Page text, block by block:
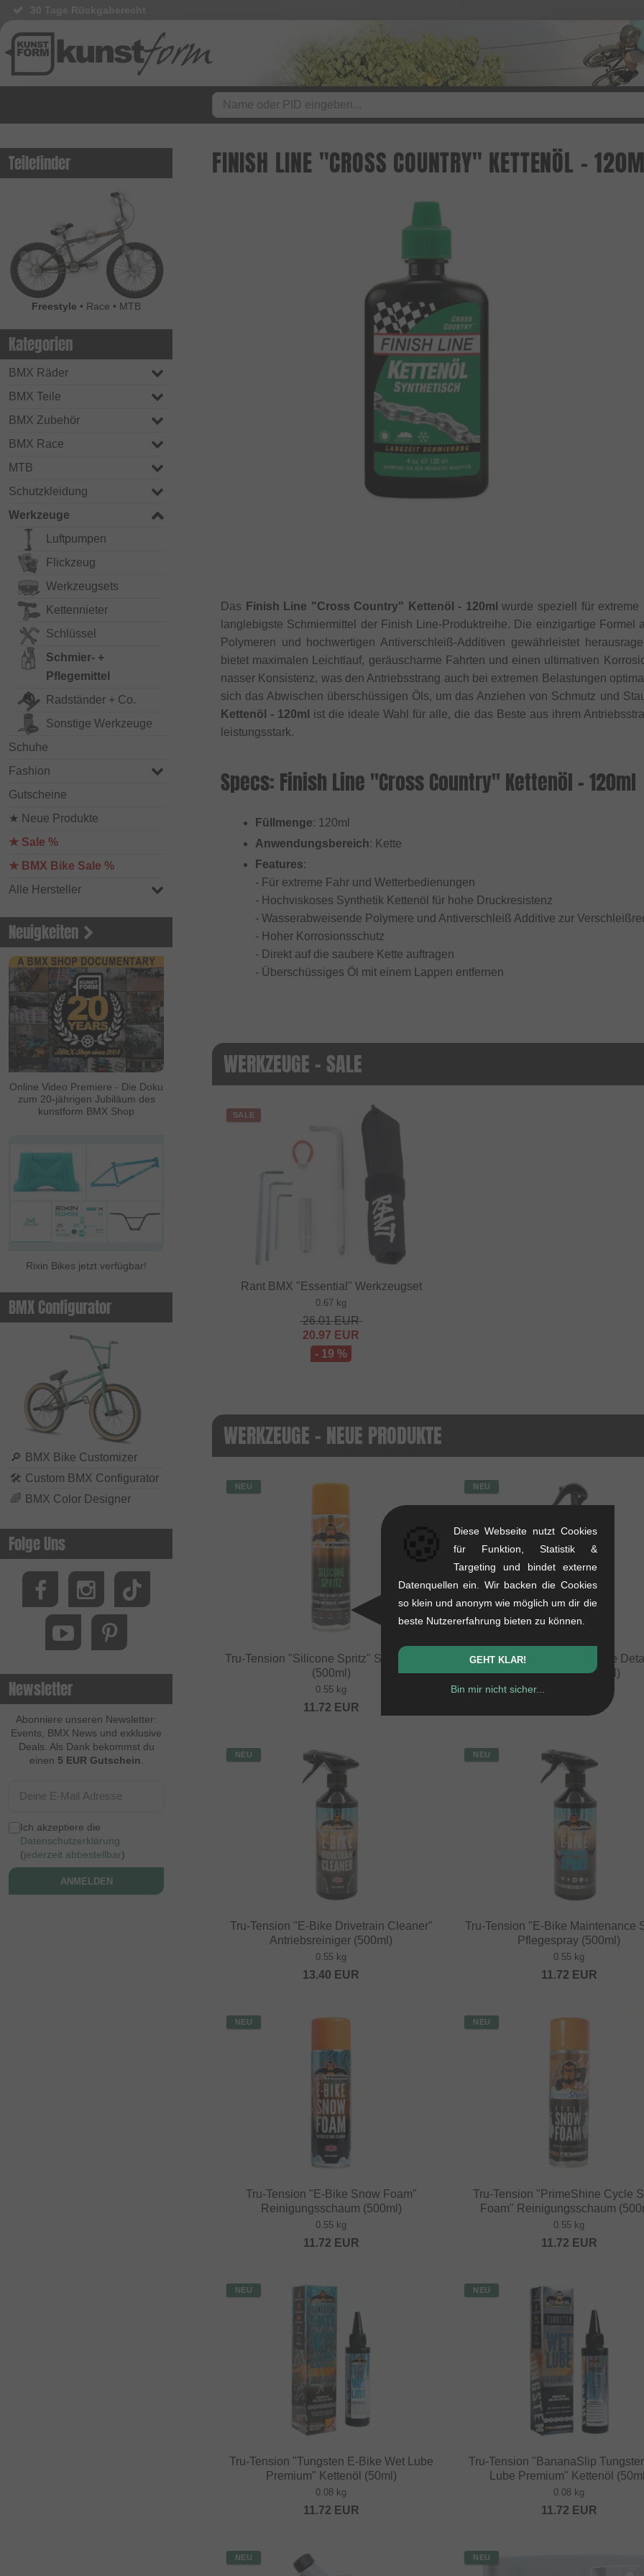
Teilefinder
Freestyle • Race • MTB
Kategorien
BMX Räder
BMX Teile
BMX Zubehör
BMX Race
MTB
Schutzkleidung
Werkzeuge
Luftpumpen
Flickzeug
Werkzeugsets
Kettennieter
Schlüssel
Schmier- +
Pflegemittel
Radständer + Co.
Sonstige Werkzeuge
Schuhe
Fashion
Gutscheine
★ Neue Produkte
★ Sale %
★ BMX Bike Sale %
Alle Hersteller
Neuigkeiten
Online Video Premiere - Die Doku
zum 20-jährigen Jubiläum des
kunstform BMX Shop
Rixin Bikes jetzt verfügbar!
BMX Configurator
🔎 BMX Bike Customizer
🛠 Custom BMX Configurator
🌈 BMX Color Designer
Folge Uns
Newsletter
Abonniere unseren Newsletter:
Events, BMX News und exklusive
Deals. Als Dank bekommst du
einen 5 EUR Gutschein
Ich akzeptiere die
Datenschutzerklärung
(jederzeit abbestellbar)
ANMELDEN
FINISH LINE "CROSS COUNTRY" KETTENÖL -
Das Finish Line "Cross Country" Kettenöl - 120ml wurde speziell für
langlebigste Schmiermittel der Finish Line-Produktreihe. Die einzigartige
Polymeren und hochwertigen Antiverschleiß-Additiven gewährleistet
bietet maximalen Leichtlauf, geräuscharme Fahrten und einen ultimativen
nasser Konsistenz, was den Antriebsstrang auch bei extremen Belastungen
sich das Abwischen überschüssigen Öls, um das Anziehen von Schmutz und
Kettenöl - 120ml
ist die ideale Wahl für alle, die das Beste aus ihrem
leistungsstark.
Specs: Finish Line "Cross Country" Kettenöl - 120ml
Füllmenge: 120ml
Anwendungsbereich: Kette
Features:
- Für extreme Fahr und Wetterbedienungen
- Hochviskoses Synthetik Kettenöl für hohe Druckresistenz
- Wasserabweisende Polymere und Antiverschleiß Additive zur
- Hoher Korrosionsschutz
- Direkt auf die saubere Kette auftragen
- Überschüssiges Öl mit einem Lappen entfernen
WERKZEUGE - SALE
SALE
Rant BMX "Essential" Werkzeugset
0.67 kg
26.01EUR
20.97 EUR
- 19 %
WERKZEUGE - NEUE PRODUKTE
NEU
Tru-Tension "Silicone Spritz" Silikonspray
(500ml)
0.55 kg
11.72 EUR
NEU
Tru-Tension "Graphene Bike
Pflegespray (400ml)
NEU
Tru-Tension "E-Bike Drivetrain Cleaner"
Antriebsreiniger (500ml)
0.55 kg
13.40 EUR
NEU
Tru-Tension "E-Bike Maintenance
Pflegespray (500ml)
0.55 kg
11.72 EUR
NEU
Tru-Tension "E-Bike Snow Foam"
Reinigungsschaum (500ml)
0.55 kg
11.72 EUR
NEU
Tru-Tension "PrimeShine Cycle
Foam" Reinigungsschaum
0.55 kg
11.72 EUR
NEU
Tru-Tension "Tungsten E-Bike Wet Lube
Premium" Kettenöl (50ml)
0.08 kg
11.72 EUR
NEU
Tru-Tension "BananaSlip
Lube Premium" Kettenöl
0.08 kg
11.72 EUR
NEU NEU
Diese Webseite nutzt Cookies
für Funktion, Statistik &
Targeting und bindet externe
Datenquellen ein. Wir backen die Cookies
so klein und anonym wie möglich um dir die
beste Nutzererfahrung bieten zu können.
GEHT KLAR!
Bin mir nicht sicher...